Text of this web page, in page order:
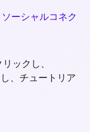
ーシャルコネク
ックし、
、チュートリア